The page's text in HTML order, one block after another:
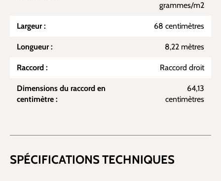
grammes/m2
Largeur : 68 centimètres
Longueur : 8,22 mètres
Raccord : Raccord droit
Dimensions du raccord en
centimètre :
64,13
centimètres
SPÉCIFICATIONS TECHNIQUES